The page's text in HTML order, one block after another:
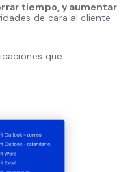
tiempo, y aumentar
de cara al cliente
que